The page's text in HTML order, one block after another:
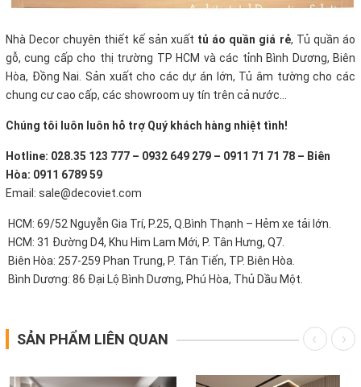
Nhà Decor chuyên thiết kế sản xuất tủ áo quần giá rẻ, Tủ quần áo
gỗ, cung cấp cho thị trường TP HCM và các tỉnh Bình Dương, Biên
Hòa, Đồng Nai. Sản xuất cho các dự án lớn, Tủ âm tường cho các
chung cư cao cấp, các showroom uy tín trên cả nước…
Chúng tôi luôn luôn hỗ trợ Quý khách hàng nhiệt tình!
Hotline: 028.35 123 777 – 0932 649 279 – 0911 71 71 78 – Biên
Hòa: 0911 6789 59
Email: sale@decoviet.com
HCM: 69/52 Nguyễn Gia Trí, P.25, Q.Bình Thạnh – Hẻm xe tải lớn.
HCM: 31 Đường D4, Khu Him Lam Mới, P. Tân Hưng, Q7.
Biên Hòa: 257-259 Phan Trung, P. Tân Tiến, TP. Biên Hòa.
Bình Dương: 86 Đại Lộ Bình Dương, Phú Hòa, Thủ Dầu Một.
SẢN PHẨM LIÊN QUAN